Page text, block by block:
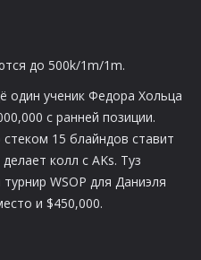
до 500k/1m/1m.
один ученик Федора Хольца
с ранней позиции.
15 блайндов ставит
колл с AKs. Туз
WSOP для Даниэля
и $450,000.